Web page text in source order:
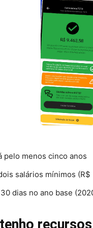
pelo menos cinco anos
salários mínimos
dias no ano base